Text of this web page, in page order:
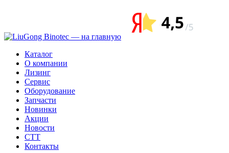
Каталог
О компании
Лизинг
Сервис
Оборудование
Запчасти
Новинки
Акции
Новости
CTT
Контакты